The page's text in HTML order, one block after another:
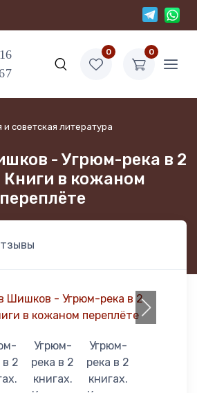
0 0
и советская литература
- Угрюм-река в 2
Книги в кожаном
переплёте